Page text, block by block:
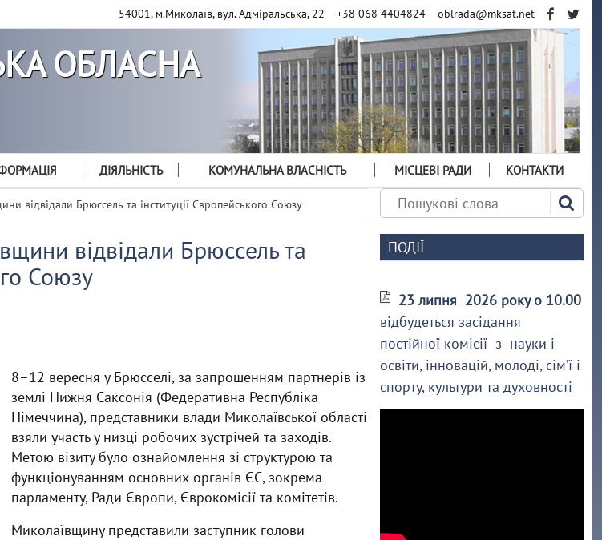
54001, м.Миколаїв, вул. Адміральська, 22 +38 068 4404824 oblrada@mksat.net
ОБЛАСНА
ДІЯЛЬНІСТЬ КОМУНАЛЬНА ВЛАСНІСТЬ МІСЦЕВІ РАДИ КОНТАКТИ
відвідали Брюссель та інституції Європейського Союзу
відвідали Брюссель та
Союзу
8–12 вересня у Брюсселі, за запрошенням партнерів із
землі Нижня Саксонія (Федеративна Республіка
Німеччина), представники влади Миколаївської області
взяли участь у низці робочих зустрічей та заходів.
Метою візиту було ознайомлення зі структурою та
функціонуванням основних органів ЄС, зокрема
парламенту, Ради Європи, Єврокомісії та комітетів.
Миколаївщину представили заступник голови
ПОДІЇ
23 липня 2026 року о 10.00
відбудеться засідання
постійної комісії з науки і
освіти, інновацій, молоді, сім’ї і
спорту, культури та духовності